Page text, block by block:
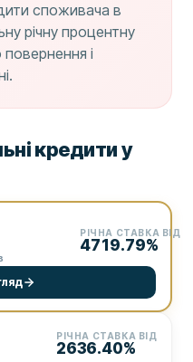
споживача в
річну процентну
і
кредити у
РІЧНА СТАВКА ВІД
4719.79%
РІЧНА СТАВКА ВІД
2636.40%